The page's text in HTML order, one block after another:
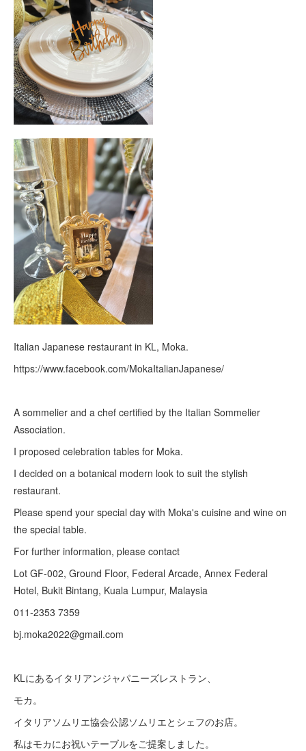
Italian Japanese restaurant in KL, Moka.
https://www.facebook.com/MokaItalianJapanese/
A sommelier and a chef certified by the Italian Sommelier
Association.
I proposed celebration tables for Moka.
I decided on a botanical modern look to suit the stylish
restaurant.
Please spend your special day with Moka's cuisine and wine on
the special table.
For further information, please contact
Lot GF-002, Ground Floor, Federal Arcade, Annex Federal
Hotel, Bukit Bintang, Kuala Lumpur, Malaysia
011-2353 7359
bj.moka2022@gmail.com
KLにあるイタリアンジャパニーズレストラン、
モカ。
イタリアソムリエ協会公認ソムリエとシェフのお店。
私はモカにお祝いテーブルをご提案しました。